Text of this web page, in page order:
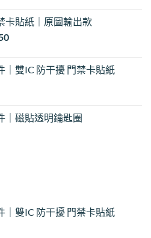
圍：
NT$30
NT$35
卡貼紙｜原圖輸出款
｜雙IC 防干擾 門禁卡貼紙
｜磁貼透明鑰匙圈
｜雙IC 防干擾 門禁卡貼紙